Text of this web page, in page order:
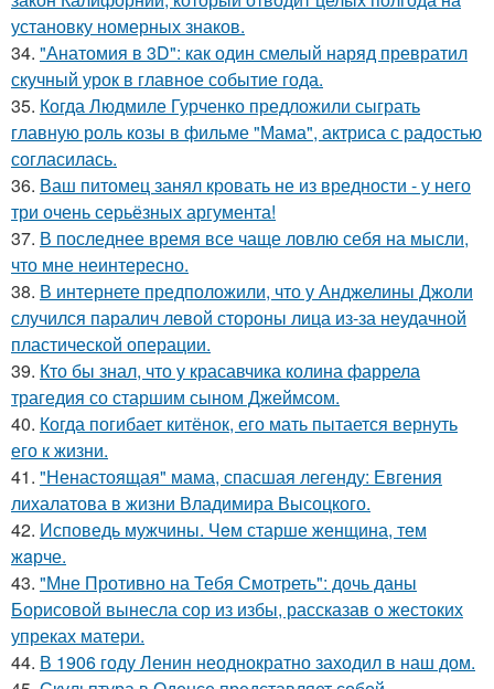
установку номерных знаков.
34. "Анатомия в 3D": как один смелый наряд превратил
скучный урок в главное событие года.
35. Когда Людмиле Гурченко предложили сыграть
главную роль козы в фильме "Мама", актриса с радостью
согласилась.
36. Ваш питомец занял кровать не из вредности - у него
три очень серьёзных аргумента!
37. В последнее время все чаще ловлю себя на мысли,
что мне неинтересно.
38. В интернете предположили, что у Анджелины Джоли
случился паралич левой стороны лица из-за неудачной
пластической операции.
39. Кто бы знал, что у красавчика колина фаррела
трагедия со старшим сыном Джеймсом.
40. Когда погибает китёнок, его мать пытается вернуть
его к жизни.
41. "Ненастоящая" мама, спасшая легенду: Евгения
лихалатова в жизни Владимира Высоцкого.
42. Исповедь мужчины. Чeм старше женщина, тем
жaрче.
43. "Мне Противно на Тебя Смотреть": дочь даны
Борисовой вынесла сор из избы, рассказав о жестоких
упреках матери.
44. В 1906 году Ленин неоднократно заходил в наш дом.